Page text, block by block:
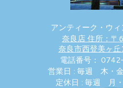
アンティーク・ウ
奈良店 住所：
奈良市西登美ヶ
電話番号：
営業日 : 毎週 木・
定休日 : 毎週 月